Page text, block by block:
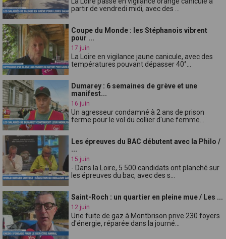
partir de vendredi midi, avec des ...
Coupe du Monde : les Stéphanois vibrent
pour ...
17 juin
La Loire en vigilance jaune canicule, avec des
températures pouvant dépasser 40°...
Dumarey : 6 semaines de grève et une
manifest...
16 juin
Un agresseur condamné à 2 ans de prison
ferme pour le vol du collier d'une femme...
Les épreuves du BAC débutent avec la Philo /
...
15 juin
- Dans la Loire, 5 500 candidats ont planché sur
les épreuves du bac, avec des s...
Saint-Roch : un quartier en pleine mue / Les ...
12 juin
Une fuite de gaz à Montbrison prive 230 foyers
d'énergie, réparée dans la journé...